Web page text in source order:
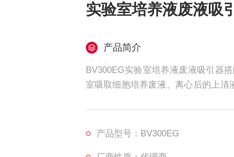
实验室培养液废液吸
产品简介
BV300EG实验室培养液废液吸引器
室吸取细胞培养废液、离心后的上清
产品型号：BV300EG